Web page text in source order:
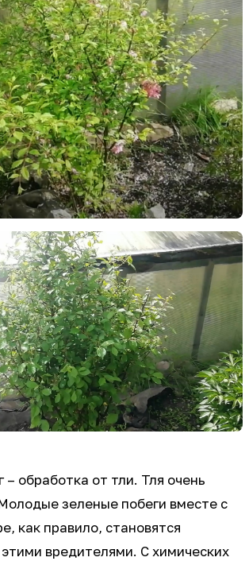
обработка от тли. Тля очень
зеленые побеги вместе с
как правило, становятся
вредителями. С химических